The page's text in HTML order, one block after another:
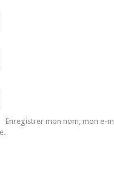
Enregistrer mon nom, mon e-